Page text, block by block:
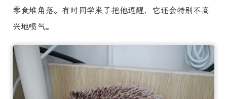
零食堆角落。有时同学来了把他逗醒，它还会特别不高
兴地喷气。